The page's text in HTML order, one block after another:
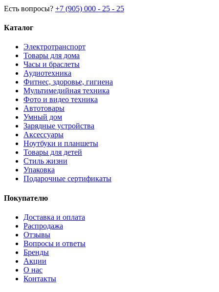
Есть вопросы? +7 (905) 000 - 25 - 25
Каталог
Электротранспорт
Товары для дома
Часы и браслеты
Аудиотехника
Фитнес, здоровье, гигиена
Мультимедийная техника
Фото и видео техника
Автотовары
Умный дом
Зарядные устройства
Аксессуары
Ноутбуки и планшеты
Товары для детей
Стиль жизни
Упаковка
Подарочные сертификаты
Покупателю
Доставка и оплата
Распродажа
Отзывы
Вопросы и ответы
Бренды
Акции
О нас
Контакты